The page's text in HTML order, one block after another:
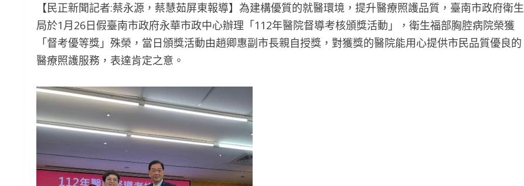
【民正新聞記者:蔡永源，蔡慧茹屏東報導】為建構優質的就醫環境，提升醫療照護品質，臺南市政府衛生
局於1月26日假臺南市政府永華市政中心辦理「112年醫院督導考核頒獎活動」，衛生福部胸腔病院榮獲
「督考優等獎」殊榮，當日頒獎活動由趙卿惠副市長親自授獎，對獲獎的醫院能用心提供市民品質優良的
醫療照護服務，表達肯定之意。